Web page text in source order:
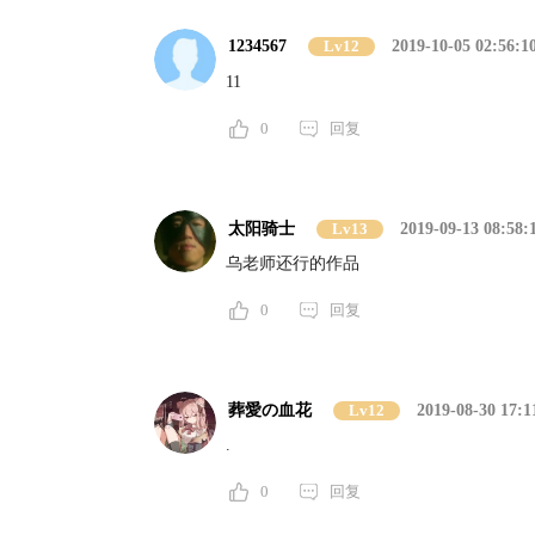
1234567 Lv12
2019-10-05
11
0 回复
太阳骑士 Lv13
2019-09-13
乌老师还行的作品
0 回复
葬愛の血花 Lv12
2019-08-30
.
0 回复